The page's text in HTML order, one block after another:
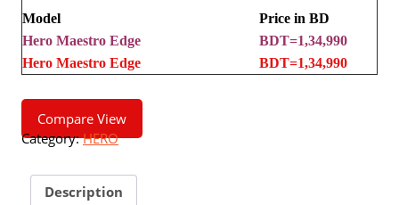
Model
Price in BD
Hero Maestro Edge
BDT=1,34,990
Hero Maestro Edge
BDT=1,34,990
Compare View
Category:HERO
Description